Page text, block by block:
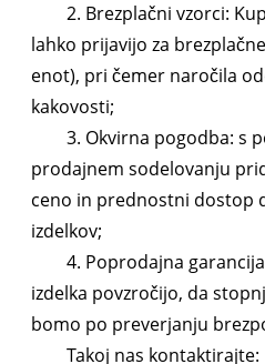
2. Brezplačni vzorci:
lahko prijavijo za
enot), pri čemer naročila
kakovosti;
3. Okvirna pogodba: s
prodajnem sodelovanju
ceno in prednostni dostop
izdelkov;
4. Poprodajna
izdelka povzročijo, da
bomo po preverjanju
Takoj nas kontaktirajte: